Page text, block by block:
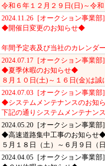
令和６年１２月２９日(日)～令和
2024.11.26 [オークション事業部]
◆開催日変更のお知らせ◆
年間予定表及び当社のカレンダ
2024.07.17 [オークション事業部]
◆夏季休暇のお知らせ◆
８月１０日(土)～１６日(金)は誠
2024.07.03 [オークション事業部]
◆システムメンテナンスのお知
下記の通りシステムメンテナン
2024.05.20 [オークション事業部]
◆高速道路集中工事のお知らせ
５月１８日（土）～６月９日（
2024.04.05 [オークション事業部]